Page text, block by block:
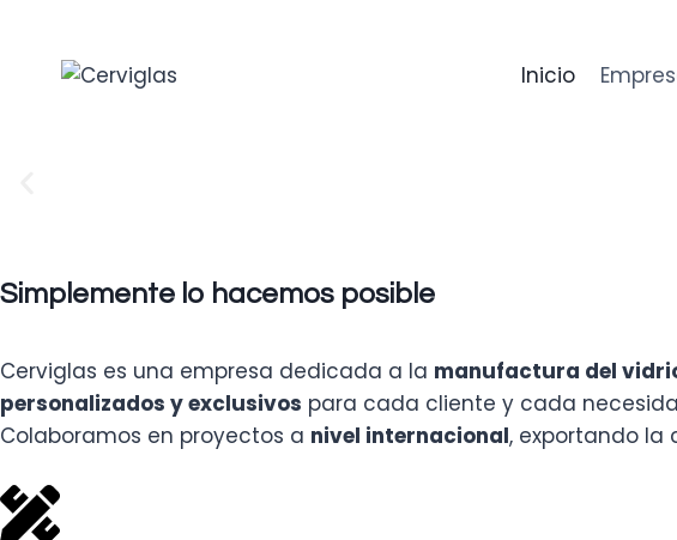
Inicio
Simplemente lo hacemos posible
Cerviglas es una empresa dedicada a la manufactura del
personalizados y exclusivos para cada cliente y cada
Colaboramos en proyectos a nivel internacional, exportando la